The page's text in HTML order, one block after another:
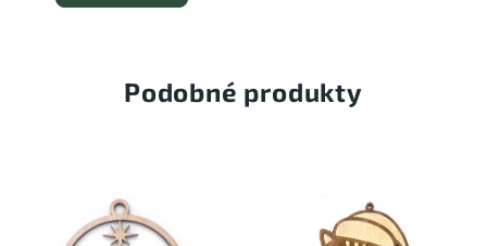
Podobné produkty